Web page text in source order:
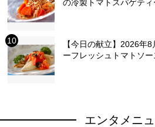
の冷製トマトスパゲティ
【今日の献立】2026年
ーフレッシュトマトソー
エンタメニ